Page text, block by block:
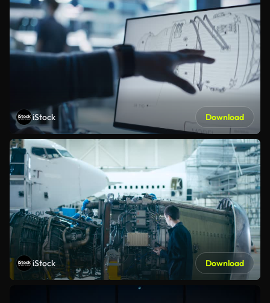
iStock Download
iStock Download